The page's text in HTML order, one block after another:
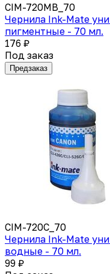
CIM-720MB_70
Чернила Ink-Mate
пигментные - 70 мл.
176 ₽
Под заказ
Предзаказ
CIM-720C_70
Чернила Ink-Mate
водные - 70 мл.
99 ₽